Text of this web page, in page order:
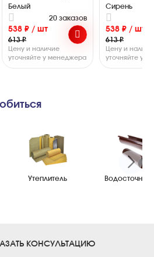
Белый
20 заказов
538 ₽ / шт
613 ₽
Цену и наличие
уточняйте у менеджера
Cирень
538 ₽ / шт
613 ₽
Цену и
уточняйте у
Утеплитель
КОНСУЛЬТАЦИЮ